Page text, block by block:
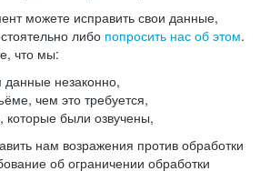
можете исправить свои данные,
либо попросить нас об этом.
что мы:
незаконно,
чем это требуется,
которые были озвучены,
нам возражения против обработки
об ограничении обработки